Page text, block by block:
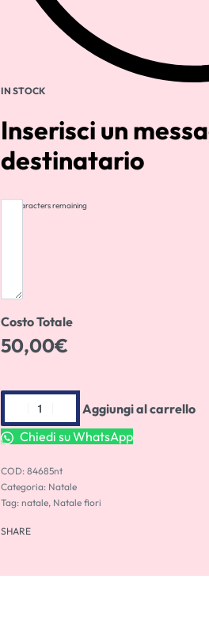
IN STOCK
Inserisci un
destinatario
characters remaining
Costo Totale
50,00€
Aggiungi al carrello
Chiedi su WhatsApp
84685nt
Categoria: Natale
Tag: natale, Natale fiori
SHARE